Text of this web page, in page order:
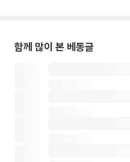
함께 많이 본 베동글